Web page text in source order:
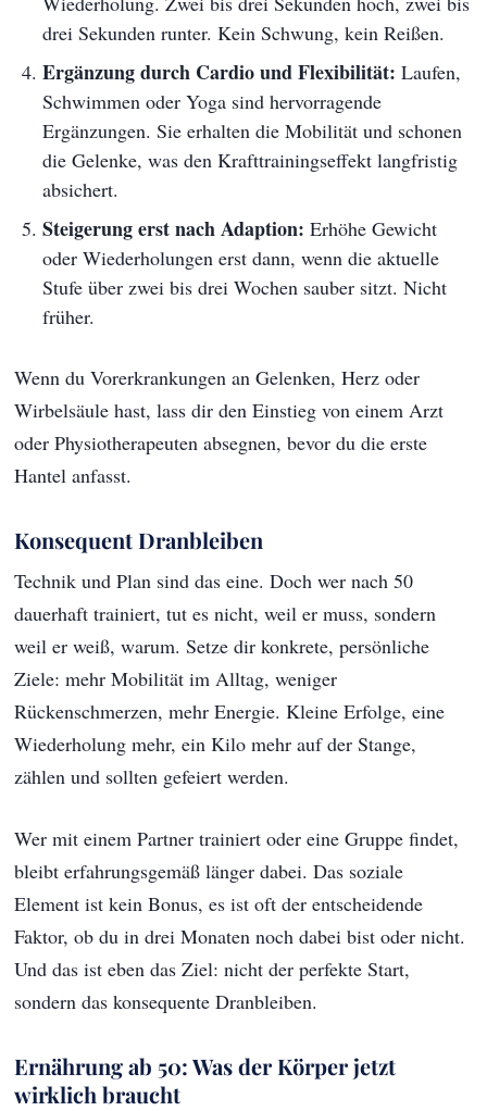
drei Sekunden runter. Kein Schwung, kein Reißen.
Ergänzung durch Cardio und Flexibilität: Laufen,
Schwimmen oder Yoga sind hervorragende
Ergänzungen. Sie erhalten die Mobilität und schonen
die Gelenke, was den Krafttrainingseffekt langfristig
absichert.
Steigerung erst nach Adaption: Erhöhe Gewicht
oder Wiederholungen erst dann, wenn die aktuelle
Stufe über zwei bis drei Wochen sauber sitzt. Nicht
früher.
Wenn du Vorerkrankungen an Gelenken, Herz oder
Wirbelsäule hast, lass dir den Einstieg von einem Arzt
oder Physiotherapeuten absegnen, bevor du die erste
Hantel anfasst.
Konsequent Dranbleiben
Technik und Plan sind das eine. Doch wer nach 50
dauerhaft trainiert, tut es nicht, weil er muss, sondern
weil er weiß, warum. Setze dir konkrete, persönliche
Ziele: mehr Mobilität im Alltag, weniger
Rückenschmerzen, mehr Energie. Kleine Erfolge, eine
Wiederholung mehr, ein Kilo mehr auf der Stange,
zählen und sollten gefeiert werden.
Wer mit einem Partner trainiert oder eine Gruppe findet,
bleibt erfahrungsgemäß länger dabei. Das soziale
Element ist kein Bonus, es ist oft der entscheidende
Faktor, ob du in drei Monaten noch dabei bist oder nicht.
Und das ist eben das Ziel: nicht der perfekte Start,
sondern das konsequente Dranbleiben.
Ernährung ab 50: Was der Körper jetzt
wirklich braucht